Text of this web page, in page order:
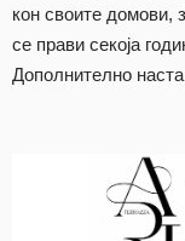
кон своите домови,
се прави секоја
Дополнително